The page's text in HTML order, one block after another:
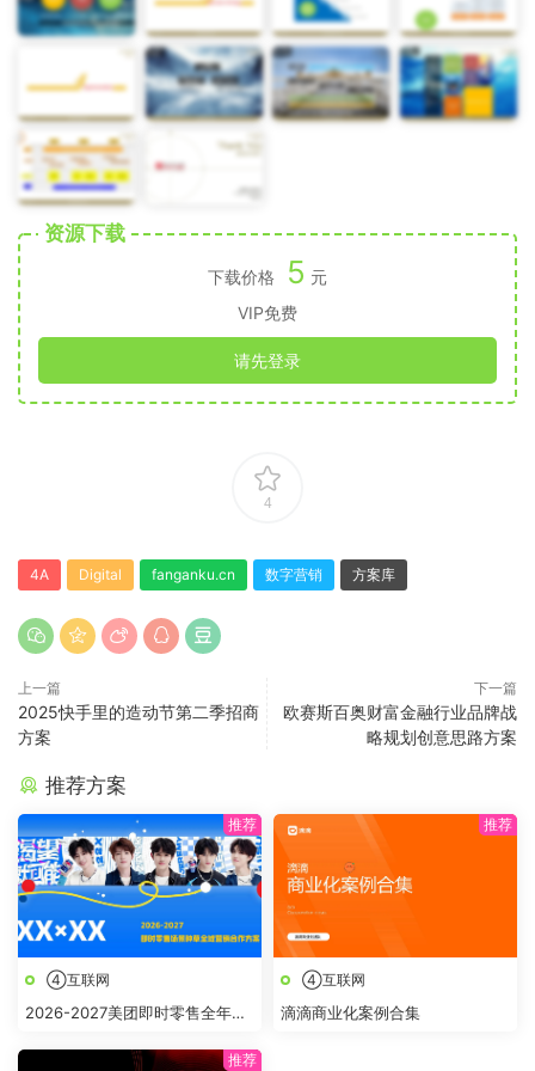
资源下载
下载价格 5 元
VIP免费
请先登录
4
4A Digital fanganku.cn 数字营销 方案库
上一篇
2025快手里的造动节第二季招商
方案
下一篇
欧赛斯百奥财富金融行业品牌战
略规划创意思路方案
推荐方案
④互联网
2026-2027美团即时零售全年节
④互联网
滴滴商业化案例合集